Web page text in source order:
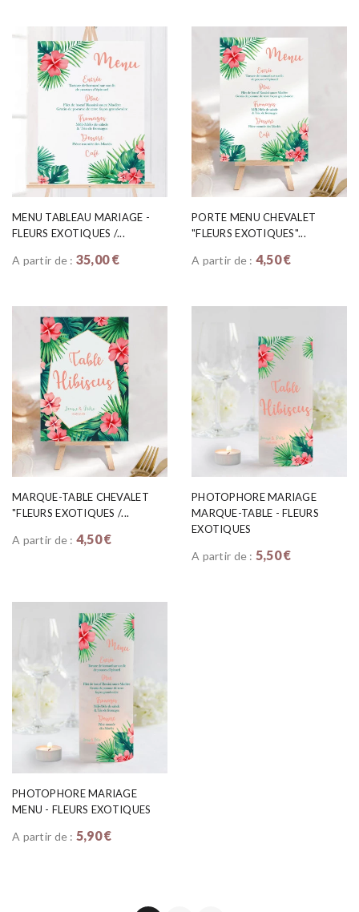
MENU TABLEAU MARIAGE -
FLEURS EXOTIQUES /...
A partir de : 35,00 €
PORTE MENU CHEVALET
"FLEURS EXOTIQUES"...
A partir de : 4,50 €
MARQUE-TABLE CHEVALET
"FLEURS EXOTIQUES /...
A partir de : 4,50 €
PHOTOPHORE MARIAGE
MARQUE-TABLE - FLEURS
EXOTIQUES
A partir de : 5,50 €
PHOTOPHORE MARIAGE
MENU - FLEURS EXOTIQUES
A partir de : 5,90 €